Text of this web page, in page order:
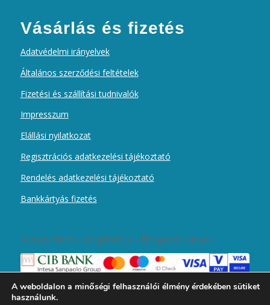
Vásárlás és fizetés
Adatvédelmi irányelvek
Általános szerződési feltételek
Fizetési és szállítási tudnivalók
Impresszum
Elállási nyilatkozat
Regisztrációs adatkezelési tájékoztató
Rendelés adatkezelési tájékoztató
Bankkártyás fizetés
Kártyás fizetés szolgáltatója – Elfogadott kártyák
A weboldalon a minőségi felhasználói élmény érdekében sütiket
használunk.